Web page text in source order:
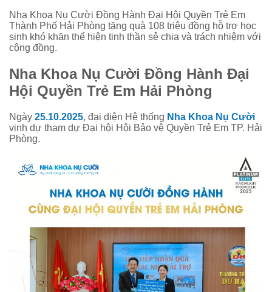
Nha Khoa Nụ Cười Đồng Hành Đại Hội Quyền Trẻ Em
Thành Phố Hải Phòng tặng quà 108 triệu đồng hỗ trợ học
sinh khó khăn thể hiện tinh thần sẻ chia và trách nhiệm với
cộng đồng.
Nha Khoa Nụ Cười Đồng Hành Đại
Hội Quyền Trẻ Em Hải Phòng
Ngày 25.10.2025, đại diện Hệ thống Nha Khoa Nụ Cười
vinh dự tham dự Đại hội Hội Bảo vệ Quyền Trẻ Em TP. Hải
Phòng.